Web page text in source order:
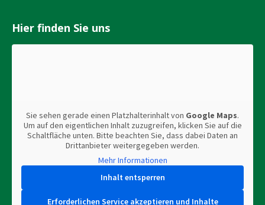
Hier finden Sie uns
Sie sehen gerade einen Platzhalterinhalt von Google Maps.
Um auf den eigentlichen Inhalt zuzugreifen, klicken Sie auf die
Schaltfläche unten. Bitte beachten Sie, dass dabei Daten an
Drittanbieter weitergegeben werden.
Mehr Informationen
Inhalt entsperren
Erforderlichen Service akzeptieren und Inhalte